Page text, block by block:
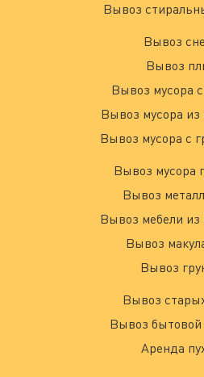
Вывоз
Вывоз
Вывоз
Вывоз мусора с
Вывоз мусора из
Вывоз мусора с
Вывоз мусора
Вывоз
Вывоз мебели из
Вывоз
Вывоз
Вывоз
Вывоз бытовой
Аренда